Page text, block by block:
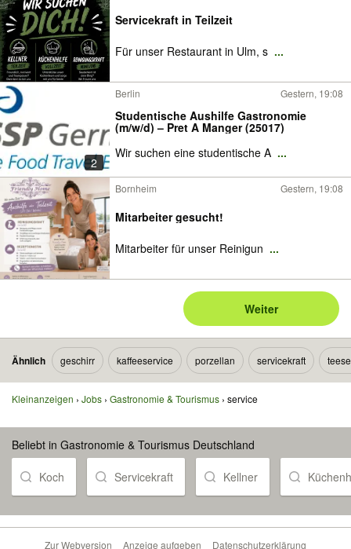
Servicekraft in Teilzeit
Für unser Restaurant in Ulm, s ...
2
Berlin Gestern, 19:08
Studentische Aushilfe Gastronomie
(m/w/d) – Pret A Manger (25017)
Wir suchen eine studentische A ...
Bornheim Gestern, 19:08
Mitarbeiter gesucht!
Mitarbeiter für unser Reinigun ...
Weiter
Ähnlich geschirr kaffeeservice porzellan servicekraft
Kleinanzeigen Jobs Gastronomie & Tourismus service
Beliebt in Gastronomie & Tourismus Deutschland
Koch Servicekraft Kellner
Zur Webversion Anzeige aufgeben Datenschutzerklärung